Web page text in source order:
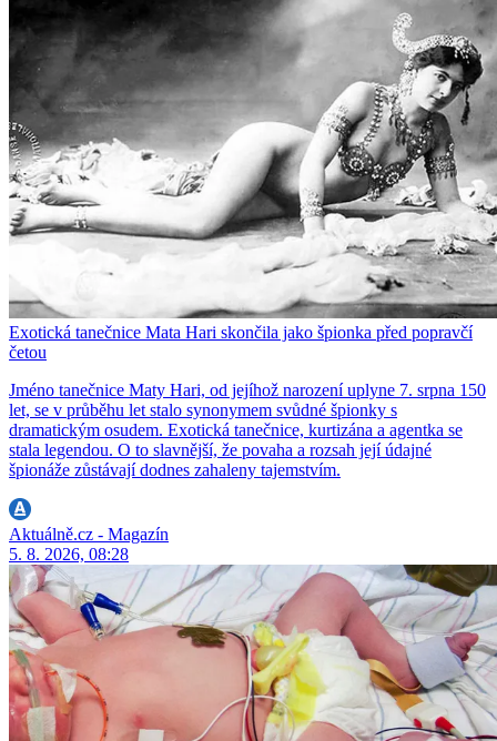
Exotická tanečnice Mata Hari skončila jako špionka před popravčí
četou
Jméno tanečnice Maty Hari, od jejíhož narození uplyne 7. srpna 150
let, se v průběhu let stalo synonymem svůdné špionky s
dramatickým osudem. Exotická tanečnice, kurtizána a agentka se
stala legendou. O to slavnější, že povaha a rozsah její údajné
špionáže zůstávají dodnes zahaleny tajemstvím.
Aktuálně.cz - Magazín
5. 8. 2026, 08:28